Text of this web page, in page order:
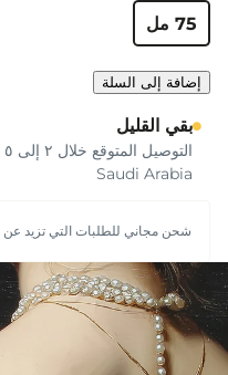
75 مل
إضافة إلى السلة
بقي القليل
Saudi Arabia
شحن مجاني للطلبات التي تزيد عن 360 ريال سعودي